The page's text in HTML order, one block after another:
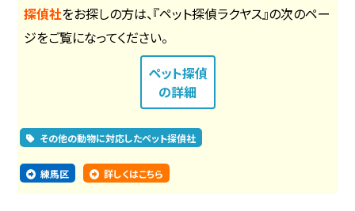
探偵社をお探しの方は、『ペット探偵ラクヤス』の次のペー
ジをご覧になってください。
ペット探偵
の詳細
その他の動物に対応したペット探偵社
練馬区 詳しくはこちら